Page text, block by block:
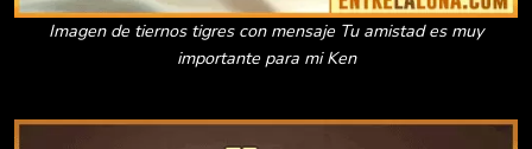
Imagen de tiernos tigres con mensaje Tu amistad es muy
importante para mi Ken